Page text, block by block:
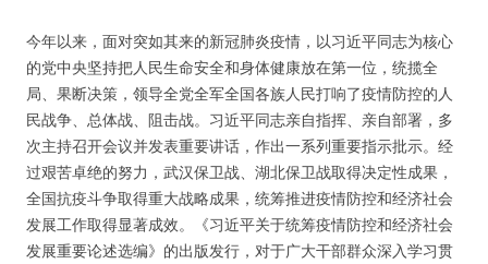
今年以来，面对突如其来的新冠肺炎疫情，以习近平同志为核心
的党中央坚持把人民生命安全和身体健康放在第一位，统揽全
局、果断决策，领导全党全军全国各族人民打响了疫情防控的人
民战争、总体战、阻击战。习近平同志亲自指挥、亲自部署，多
次主持召开会议并发表重要讲话，作出一系列重要指示批示。经
过艰苦卓绝的努力，武汉保卫战、湖北保卫战取得决定性成果，
全国抗疫斗争取得重大战略成果，统筹推进疫情防控和经济社会
发展工作取得显著成效。《习近平关于统筹疫情防控和经济社会
发展重要论述选编》的出版发行，对于广大干部群众深入学习贯